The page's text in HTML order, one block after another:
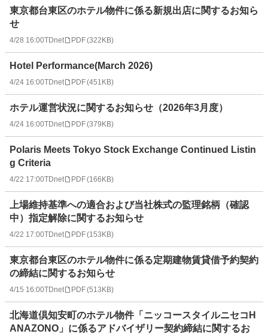
東京都台東区のホテル物件に係る新規出店に関するお知ら
せ
4/28 16:00TDnet PDF(322KB)
Hotel Performance(March 2026)
4/24 16:00TDnet PDF(451KB)
ホテル運営状況に関するお知らせ（2026年3月度）
4/24 16:00TDnet PDF(379KB)
Polaris Meets Tokyo Stock Exchange Continued Listin
g Criteria
4/22 17:00TDnet PDF(166KB)
上場維持基準への適合および当社株式の監理銘柄（確認
中）指定解除に関するお知らせ
4/22 17:00TDnet PDF(153KB)
東京都台東区のホテル物件に係る定期建物賃貸借予約契約
の締結に関するお知らせ
4/15 16:00TDnet PDF(513KB)
北海道倶知安町のホテル物件「ニッコースタイルニセコH
ANAZONO」に係るアドバイザリー契約締結に関するお